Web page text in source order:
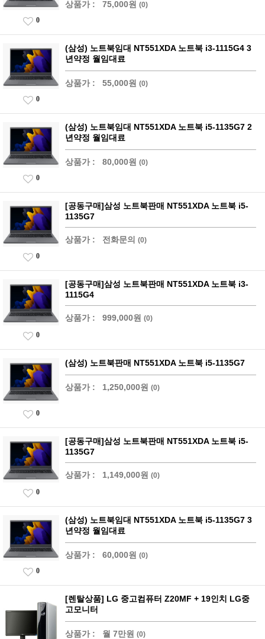
상품가 : 75,000원 (0)
0
(삼성) 노트북임대 NT551XDA 노트북 i3-1115G4 3
년약정 월임대료
상품가 : 55,000원 (0)
0
(삼성) 노트북임대 NT551XDA 노트북 i5-1135G7 2
년약정 월임대료
상품가 : 80,000원 (0)
0
[공동구매]삼성 노트북판매 NT551XDA 노트북 i5-
1135G7
상품가 : 전화문의 (0)
0
[공동구매]삼성 노트북판매 NT551XDA 노트북 i3-
1115G4
상품가 : 999,000원 (0)
0
(삼성) 노트북판매 NT551XDA 노트북 i5-1135G7
상품가 : 1,250,000원 (0)
0
[공동구매]삼성 노트북판매 NT551XDA 노트북 i5-
1135G7
상품가 : 1,149,000원 (0)
0
(삼성) 노트북임대 NT551XDA 노트북 i5-1135G7 3
년약정 월임대료
상품가 : 60,000원 (0)
0
[렌탈상품] LG 중고컴퓨터 Z20MF + 19인치 LG중
고모니터
상품가 : 월 7만원 (0)